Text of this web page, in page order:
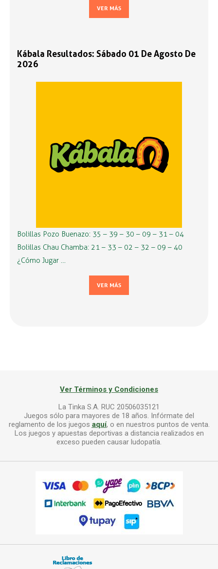
VER MÁS
Kábala Resultados: Sábado 01 De Agosto De
2026
Bolillas Pozo Buenazo: 35 – 39 – 30 – 09 – 31 – 04
Bolillas Chau Chamba: 21 – 33 – 02 – 32 – 09 – 40
¿Cómo Jugar …
VER MÁS
Ver Términos y Condiciones
La Tinka S.A. RUC 20506035121
Juegos sólo para mayores de 18 años. Infórmate del
reglamento de los juegos aquí, o en nuestros puntos de venta.
Los juegos y apuestas deportivas a distancia realizados en
exceso pueden causar ludopatía.